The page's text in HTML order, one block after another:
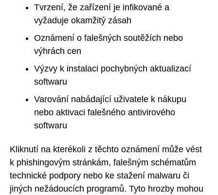
Tvrzení, že zařízení je infikované a
vyžaduje okamžitý zásah
Oznámení o falešných soutěžích nebo
výhrách cen
Výzvy k instalaci pochybných aktualizací
softwaru
Varování nabádající uživatele k nákupu
nebo aktivaci falešného antivirového
softwaru
Kliknutí na kterékoli z těchto oznámení může vést
k phishingovým stránkám, falešným schématům
technické podpory nebo ke stažení malwaru či
jiných nežádoucích programů. Tyto hrozby mohou